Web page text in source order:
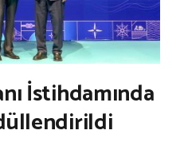
İstihdamında